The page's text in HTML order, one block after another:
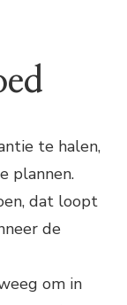
te halen,
plannen.
dat loopt
de
om in